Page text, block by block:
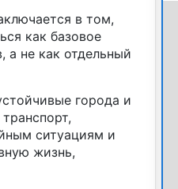
в том,
как базовое
а не как отдельный
города и
ситуациям и
жизнь,